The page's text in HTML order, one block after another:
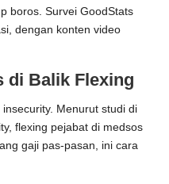
boros. Survei GoodStats
dengan konten video
di Balik Flexing
Menurut studi di
flexing pejabat di medsos
gaji pas-pasan, ini cara